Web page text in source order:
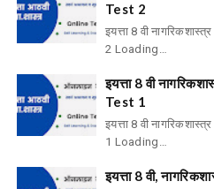
Test 2
इयत्ता 8 वी
2 Loading…
इयत्ता 8 वी
Test 1
इयत्ता 8 वी
1 Loading…
इयत्ता 8 वी,